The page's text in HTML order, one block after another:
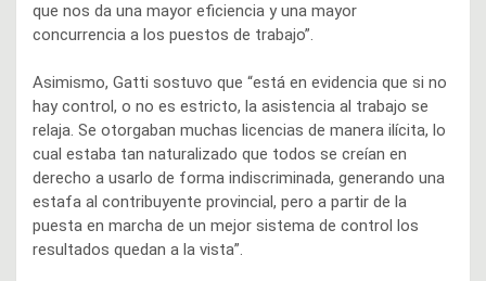
que nos da una mayor eficiencia y una mayor
concurrencia a los puestos de trabajo”.
Asimismo, Gatti sostuvo que “está en evidencia que si no
hay control, o no es estricto, la asistencia al trabajo se
relaja. Se otorgaban muchas licencias de manera ilícita, lo
cual estaba tan naturalizado que todos se creían en
derecho a usarlo de forma indiscriminada, generando una
estafa al contribuyente provincial, pero a partir de la
puesta en marcha de un mejor sistema de control los
resultados quedan a la vista”.